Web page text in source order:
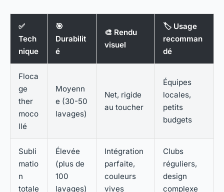
✅
Tech
nique
🎯
Durabilit
é
🎨 Rendu
visuel
🏷️ Usage
recomman
dé
Floca
ge
ther
moco
llé
Moyenn
e (30-50
lavages)
Net, rigide
au toucher
Équipes
locales,
petits
budgets
Subli
matio
n
totale
Élevée
(plus de
100
lavages)
Intégration
parfaite,
couleurs
vives
Clubs
réguliers,
design
complexe